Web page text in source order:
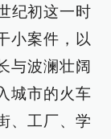
纪初这一时
小案件，以
与波澜壮阔
城市的火车
、工厂、学